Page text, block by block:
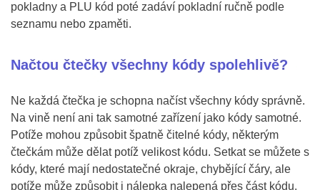
pokladny a PLU kód poté zadáví pokladní ručně podle
seznamu nebo zpaměti.
Načtou čtečky všechny kódy spolehlivě?
Ne každá čtečka je schopna načíst všechny kódy správně.
Na vině není ani tak samotné zařízení jako kódy samotné.
Potíže mohou způsobit špatně čitelné kódy, některým
čtečkám může dělat potíž velikost kódu. Setkat se můžete s
kódy, které mají nedostatečné okraje, chybějící čáry, ale
potíže může způsobit i nálepka nalepená přes část kódu.